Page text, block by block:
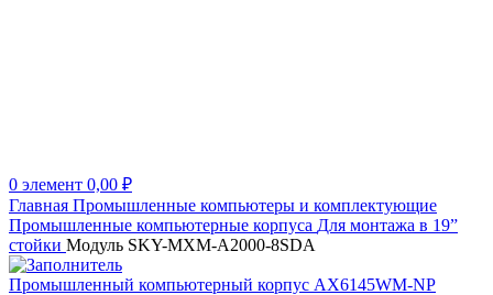
0 элемент 0,00 ₽
Главная Промышленные компьютеры и комплектующие
Промышленные компьютерные корпуса Для монтажа в 19”
стойки Модуль SKY-MXM-A2000-8SDA
Промышленный компьютерный корпус AX6145WM-NP